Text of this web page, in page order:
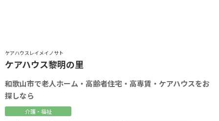
ケアハウスレイメイノサト
ケアハウス黎明の里
和歌山市で老人ホーム・高齢者住宅・高専賃・ケアハウスをお
探しなら
介護・福祉